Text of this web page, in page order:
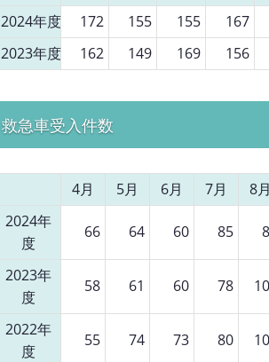
2024年度
172 155 155
167
2023年度
162 149 169 156
救急車受入件数
4月 5月 6月 7月
8
2024年
度
66 64 60 85
2023年
度
58 61 60 78
2022年
度
55 74 73 80